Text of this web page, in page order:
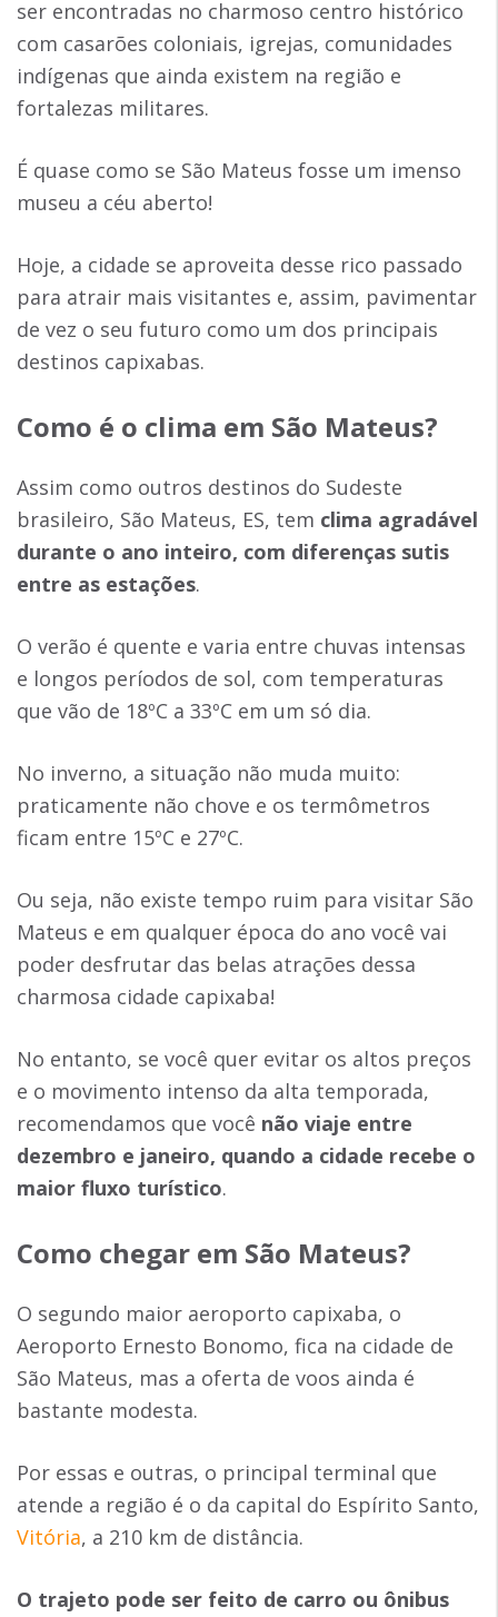
ser encontradas no charmoso centro histórico
com casarões coloniais, igrejas, comunidades
indígenas que ainda existem na região e
fortalezas militares.
É quase como se São Mateus fosse um imenso
museu a céu aberto!
Hoje, a cidade se aproveita desse rico passado
para atrair mais visitantes e, assim, pavimentar
de vez o seu futuro como um dos principais
destinos capixabas.
Como é o clima em São Mateus?
Assim como outros destinos do Sudeste
brasileiro, São Mateus, ES, tem clima agradável
durante o ano inteiro, com diferenças sutis
entre as estações.
O verão é quente e varia entre chuvas intensas
e longos períodos de sol, com temperaturas
que vão de 18ºC a 33ºC em um só dia.
No inverno, a situação não muda muito:
praticamente não chove e os termômetros
ficam entre 15ºC e 27ºC.
Ou seja, não existe tempo ruim para visitar São
Mateus e em qualquer época do ano você vai
poder desfrutar das belas atrações dessa
charmosa cidade capixaba!
No entanto, se você quer evitar os altos preços
e o movimento intenso da alta temporada,
recomendamos que você não viaje entre
dezembro e janeiro, quando a cidade recebe o
maior fluxo turístico.
Como chegar em São Mateus?
O segundo maior aeroporto capixaba, o
Aeroporto Ernesto Bonomo, fica na cidade de
São Mateus, mas a oferta de voos ainda é
bastante modesta.
Por essas e outras, o principal terminal que
atende a região é o da capital do Espírito Santo,
Vitória, a 210 km de distância.
O trajeto pode ser feito de carro ou ônibus